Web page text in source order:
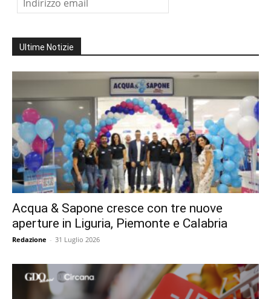
Ultime Notizie
Acqua & Sapone cresce con tre nuove
aperture in Liguria, Piemonte e Calabria
Redazione - 31 Luglio 2026